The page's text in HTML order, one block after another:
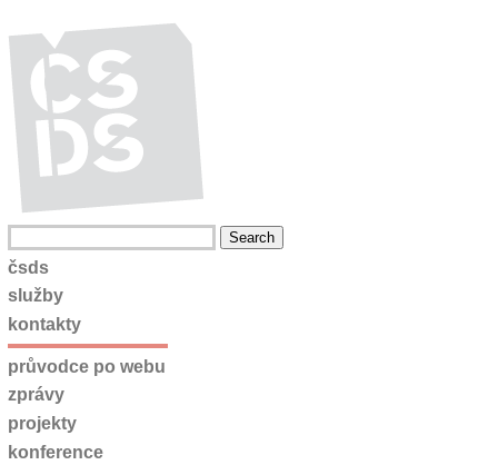
čsds
služby
kontakty
průvodce po webu
zprávy
projekty
konference